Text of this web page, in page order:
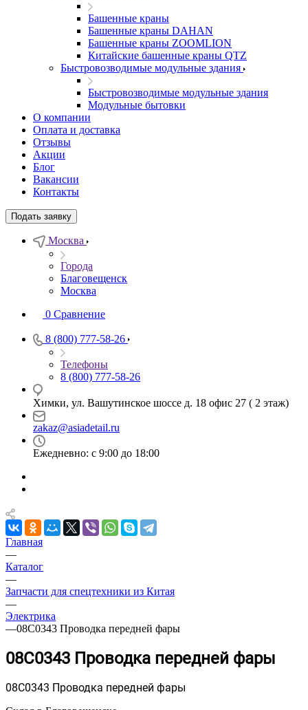
Башенные краны
Башенные краны DAHAN
Башенные краны ZOOMLION
Китайские башенные краны QTZ
Быстровозводимые модульные здания
Быстровозводимые модульные здания
Модульные бытовки
О компании
Оплата и доставка
Отзывы
Акции
Блог
Вакансии
Контакты
Подать заявку
Москва
Города
Благовещенск
Москва
0 Сравнение
8 (800) 777-58-26
Телефоны
8 (800) 777-58-26
Химки, ул. Вашутинское шоссе д. 18 офис 27 ( 2 этаж)
zakaz@asiadetail.ru
Ежедневно: с 9:00 до 18:00
Главная
—
Каталог
—
Запчасти для спецтехники из Китая
—
Электрика
—08C0343 Проводка передней фары
08C0343 Проводка передней фары
08C0343 Проводка передней фары